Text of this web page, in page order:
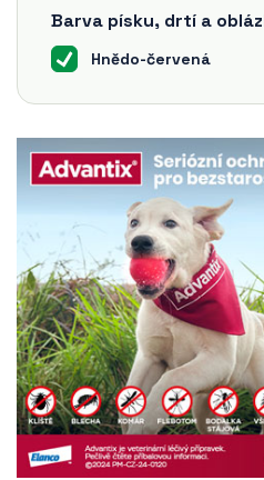
Barva písku, drtí a
Hnědo-červená